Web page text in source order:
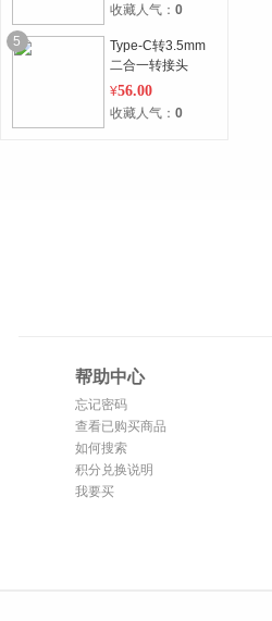
收藏人气： 0
5
Type-C转3.5mm
二合一转接头
¥56.00
收藏人气： 0
帮助中心
忘记密码
查看已购买商品
如何搜索
积分兑换说明
我要买